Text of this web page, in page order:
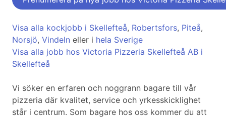
Visa alla kockjobb i Skellefteå, Robertsfors, Piteå,
Norsjö, Vindeln eller i hela Sverige
Visa alla jobb hos Victoria Pizzeria Skellefteå AB i
Skellefteå
Vi söker en erfaren och noggrann bagare till vår
pizzeria där kvalitet, service och yrkesskicklighet
står i centrum. Som bagare hos oss kommer du att